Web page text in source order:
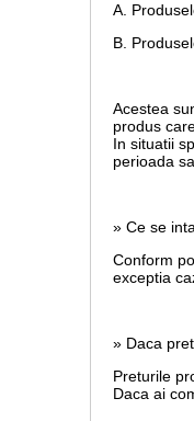
A.
B.
Acestea
produs
In situatii
perioada
» Ce se
Conform
exceptia
» Daca
Preturile
Daca ai